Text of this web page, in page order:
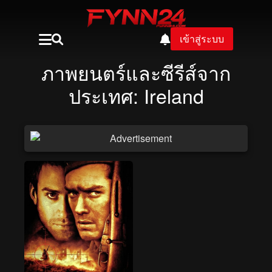
เข้าสู่ระบบ
ภาพยนตร์และซีรีส์จาก
ประเทศ: Ireland